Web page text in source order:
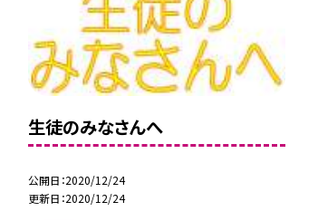
生徒のみなさんへ
公開日 2020/12/24
更新日 2020/12/24